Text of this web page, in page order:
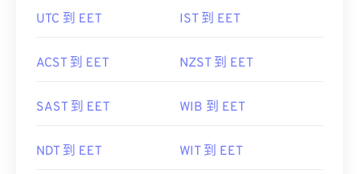
UTC 到 EET IST 到 EET
ACST 到 EET NZST 到 EET
SAST 到 EET WIB 到 EET
NDT 到 EET WIT 到 EET